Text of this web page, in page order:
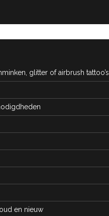
glitter of airbrush tattoo’s
en nieuw